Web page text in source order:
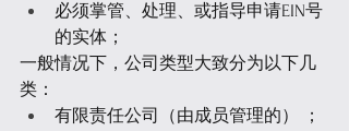
必须掌管、处理、或指导申请EIN号
的实体；
一般情况下，公司类型大致分为以下几
类：
有限责任公司（由成员管理的） ；